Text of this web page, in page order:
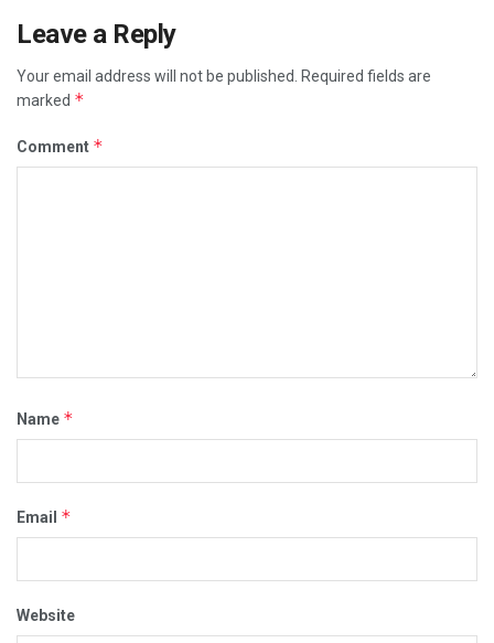
Leave a Reply
Your email address will not be published.
Required fields are
marked *
Comment *
Name *
Email *
Website